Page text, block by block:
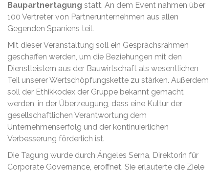
Baupartnertagung statt. An dem Event nahmen über
100 Vertreter von Partnerunternehmen aus allen
Gegenden Spaniens teil.
Mit dieser Veranstaltung soll ein Gesprächsrahmen
geschaffen werden, um die Beziehungen mit den
Dienstleistern aus der Bauwirtschaft als wesentlichen
Teil unserer Wertschöpfungskette zu stärken. Außerdem
soll der Ethikkodex der Gruppe bekannt gemacht
werden, in der Überzeugung, dass eine Kultur der
gesellschaftlichen Verantwortung dem
Unternehmenserfolg und der kontinuierlichen
Verbesserung förderlich ist.
Die Tagung wurde durch Ángeles Serna, Direktorin für
Corporate Governance, eröffnet. Sie erläuterte die Ziele